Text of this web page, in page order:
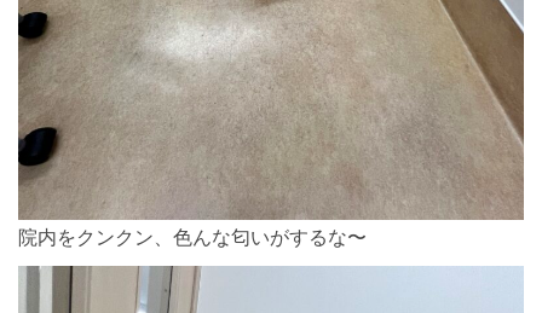
院内をクンクン、色んな匂いがするな〜